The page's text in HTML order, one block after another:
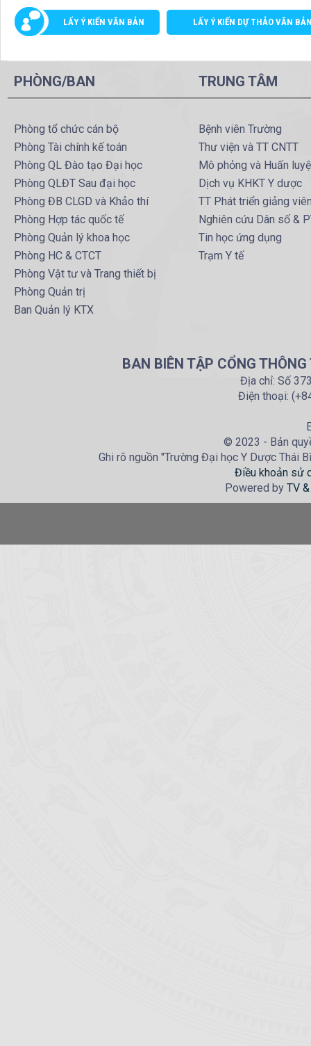
LẤY Ý KIẾN VĂN BẢN LẤY Ý KIẾN DỰ THẢO VĂN
PHÒNG/BAN
Phòng tổ chức cán bộ
Phòng Tài chính kế toán
Phòng QL Đào tạo Đại học
Phòng QLĐT Sau đại học
Phòng ĐB CLGD và Khảo thí
Phòng Hợp tác quốc tế
Phòng Quản lý khoa học
Phòng HC & CTCT
Phòng Vật tư và Trang thiết bị
Phòng Quản trị
Ban Quản lý KTX
TRUNG TÂM
Bệnh viên Trường
Thư viện và TT CNTT
Mô phỏng và Huấn
Dịch vụ KHKT Y dược
TT Phát triển giảng
Nghiên cứu Dân số &
Tin học ứng dụng
Trạm Y tế
BAN BIÊN TẬP CỔNG
Địa chỉ: Số
Điện thoại:
© 2023 - Bản
Ghi rõ nguồn "Trường Đại học Y Dược Thái
Điều khoản sử
Powered by TV